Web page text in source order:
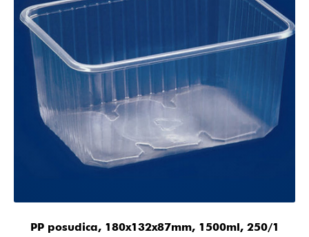
PP posudica, 180x132x87mm, 1500ml, 250/1